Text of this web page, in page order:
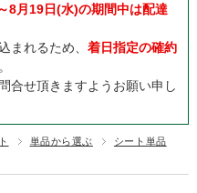
8月19日(水)の期間中は配達
まれるため、 着日指定の確約
合せ頂きますようお願い申し
単品から選ぶ
シート単品